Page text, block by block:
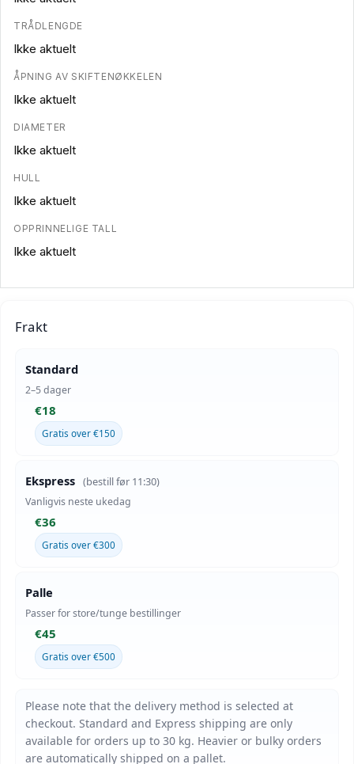
TRÅDLENGDE
Ikke aktuelt
ÅPNING AV SKIFTENØKKELEN
Ikke aktuelt
DIAMETER
Ikke aktuelt
HULL
Ikke aktuelt
OPPRINNELIGE TALL
Ikke aktuelt
Frakt
Standard
2–5 dager
€18
Gratis over €150
Ekspress (bestill før 11:30)
Vanligvis neste ukedag
€36
Gratis over €300
Palle
Passer for store/tunge bestillinger
€45
Gratis over €500